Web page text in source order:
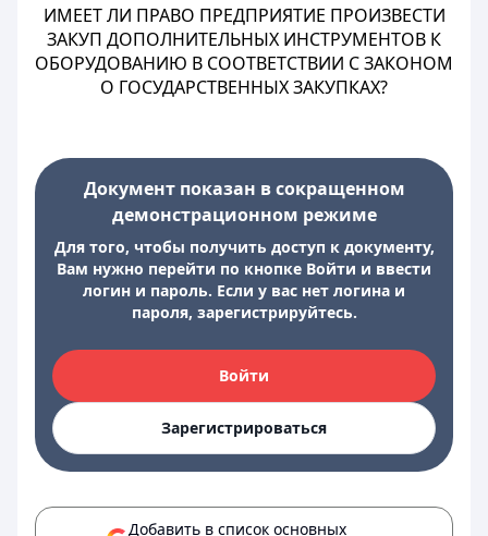
ИМЕЕТ ЛИ ПРАВО ПРЕДПРИЯТИЕ ПРОИЗВЕСТИ
ЗАКУП ДОПОЛНИТЕЛЬНЫХ ИНСТРУМЕНТОВ К
ОБОРУДОВАНИЮ В СООТВЕТСТВИИ С ЗАКОНОМ
О ГОСУДАРСТВЕННЫХ ЗАКУПКАХ?
Документ показан в сокращенном
демонстрационном режиме
Для того, чтобы получить доступ к документу,
Вам нужно перейти по кнопке Войти и ввести
логин и пароль. Если у вас нет логина и
пароля, зарегистрируйтесь.
Войти
Зарегистрироваться
Добавить в список основных